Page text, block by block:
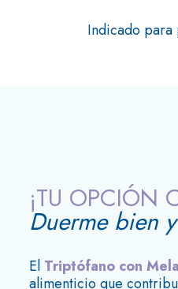
Indicado para
¡TU OPCIÓN
Duerme bien
El Triptófano con
alimenticio que